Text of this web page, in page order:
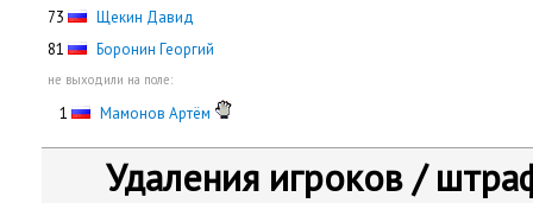
73
Щекин Давид
81
Боронин Георгий
не выходили на поле:
1 Мамонов Артём
Удаления игроков /